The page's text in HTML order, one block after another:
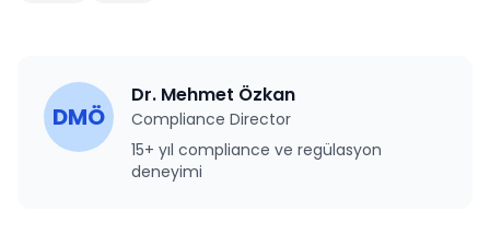
DMÖ
Dr. Mehmet Özkan
Compliance Director
15+ yıl compliance ve regülasyon
deneyimi